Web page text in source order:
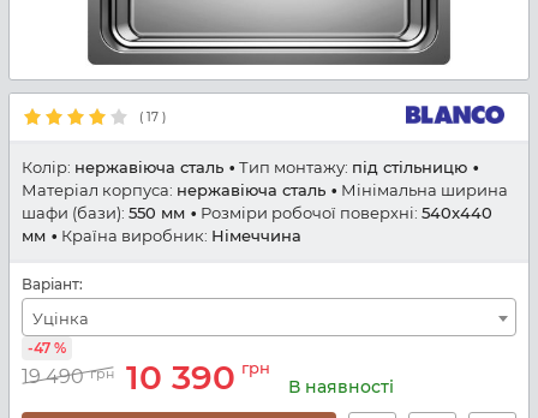
( 17 )
Колір: нержавіюча сталь Тип монтажу: під стільницю
Матеріал корпуса: нержавіюча сталь
Мінімальна ширина
шафи (бази): 550 мм Розміри робочої поверхні: 540x440
мм
Країна виробник: Німеччина
Варіант:
Уцінка
19 490 грн 10 390 грн
-47 %
В наявності